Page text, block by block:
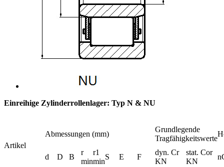
Einreihige Zylinderrollenlager: Typ N & NU
Artikel
Abmessungen (mm)
Grundlegende
Tragfähigkeitswerte
d D B
r
min
r1
min
S E F
dyn. Cr
KN
stat. Cor
KN